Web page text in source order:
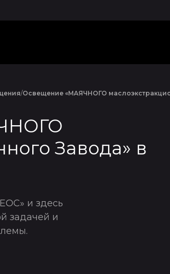
Освещение «МАЯЧНОГО
Завода» в
и здесь
задачей и